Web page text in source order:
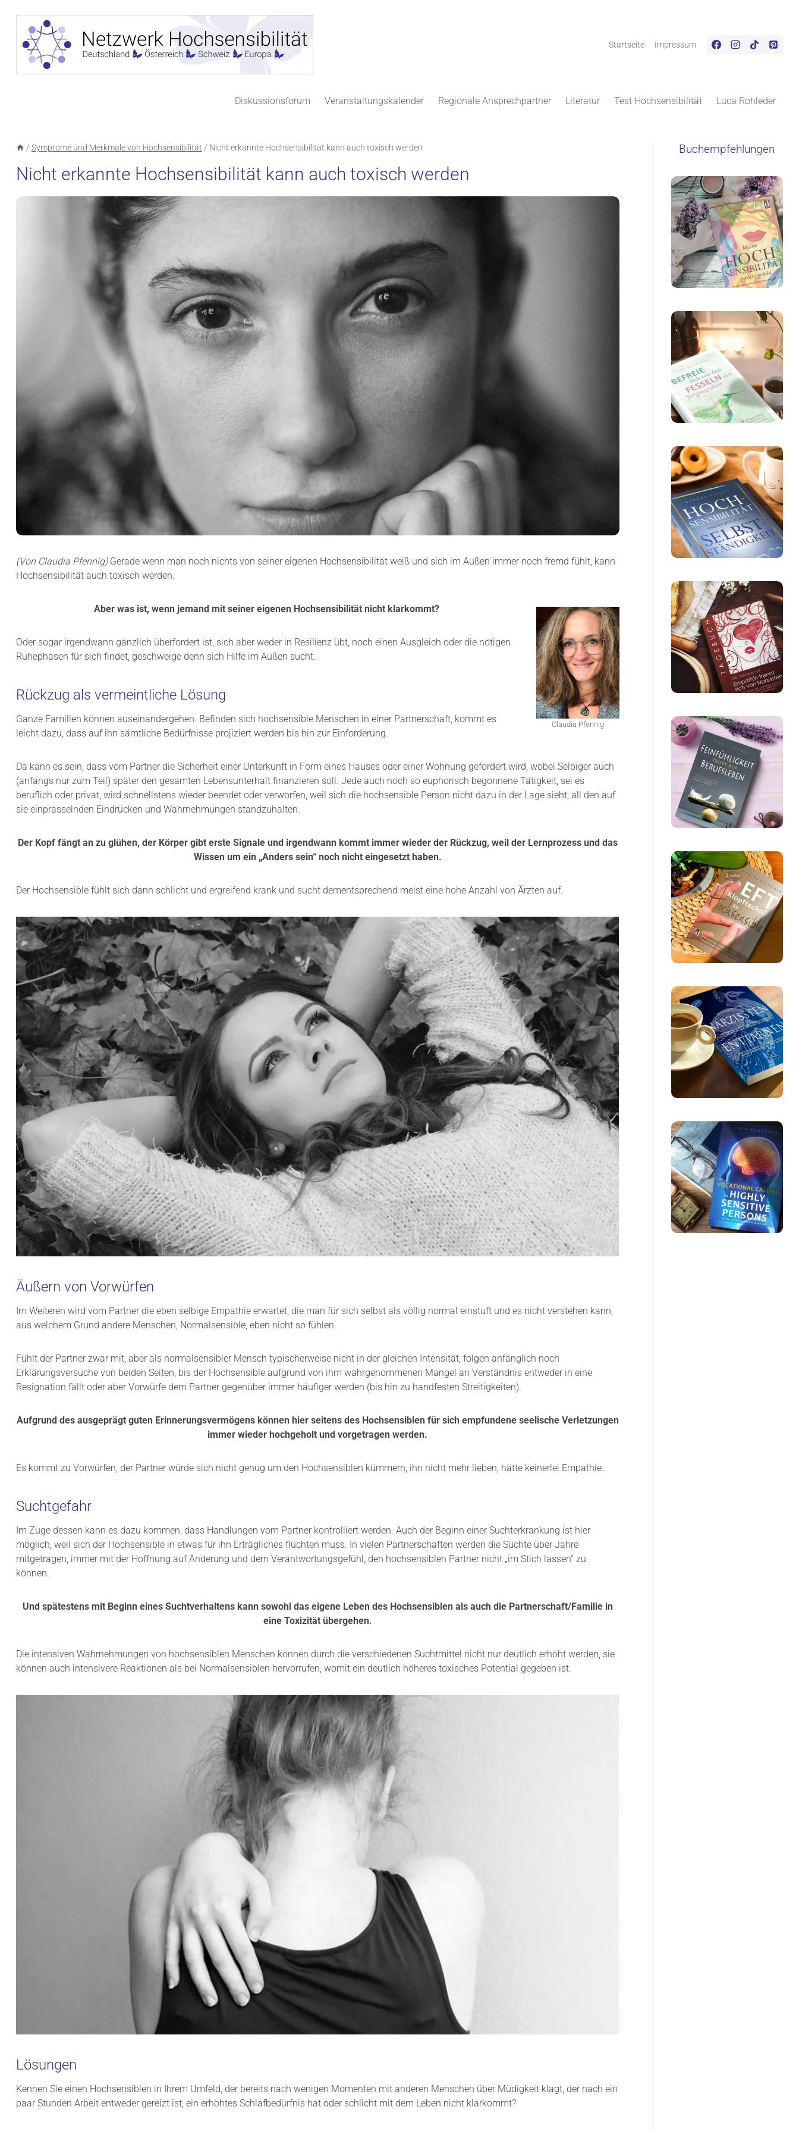
springen
Startseite Impressum
Diskussionsforum Veranstaltungskalender Regionale Ansprechpartner Literatur Test Hochsensibilität Luca Rohleder
/ Symptome und Merkmale von Hochsensibilität / Nicht erkannte Hochsensibilität kann auch toxisch werden
Nicht erkannte Hochsensibilität kann auch toxisch werden
(Von Claudia Pfennig)Gerade wenn man noch nichts von seiner eigenen Hochsensibilität weiß und sich im Außen immer noch fremd fühlt, kann
Hochsensibilität auch toxisch werden.
Claudia Pfennig
Aber was ist, wenn jemand mit seiner eigenen Hochsensibilität nicht klarkommt?
Oder sogar irgendwann gänzlich überfordert ist, sich aber weder in Resilienz übt, noch einen Ausgleich oder die nötigen
Ruhephasen für sich findet, geschweige denn sich Hilfe im Außen sucht.
Rückzug als vermeintliche Lösung
Ganze Familien können auseinandergehen. Befinden sich hochsensible Menschen in einer Partnerschaft, kommt es
leicht dazu, dass auf ihn sämtliche Bedürfnisse projiziert werden bis hin zur Einforderung.
Da kann es sein, dass vom Partner die Sicherheit einer Unterkunft in Form eines Hauses oder einer Wohnung gefordert wird, wobei Selbiger auch
(anfangs nur zum Teil) später den gesamten Lebensunterhalt finanzieren soll. Jede auch noch so euphorisch begonnene Tätigkeit, sei es
beruflich oder privat, wird schnellstens wieder beendet oder verworfen, weil sich die hochsensible Person nicht dazu in der Lage sieht, all den auf
sie einprasselnden Eindrücken und Wahrnehmungen standzuhalten.
Der Kopf fängt an zu glühen, der Körper gibt erste Signale und irgendwann kommt immer wieder der Rückzug, weil der Lernprozess und das
Wissen um ein „Anders sein“ noch nicht eingesetzt haben.
Der Hochsensible fühlt sich dann schlicht und ergreifend krank und sucht dementsprechend meist eine hohe Anzahl von Ärzten auf.
Äußern von Vorwürfen
Im Weiteren wird vom Partner die eben selbige Empathie erwartet, die man für sich selbst als völlig normal einstuft und es nicht verstehen kann,
aus welchem Grund andere Menschen, Normalsensible, eben nicht so fühlen.
Fühlt der Partner zwar mit, aber als normalsensibler Mensch typischerweise nicht in der gleichen Intensität, folgen anfänglich noch
Erklärungsversuche von beiden Seiten, bis der Hochsensible aufgrund von ihm wahrgenommenen Mangel an Verständnis entweder in eine
Resignation fällt oder aber Vorwürfe dem Partner gegenüber immer häufiger werden (bis hin zu handfesten Streitigkeiten).
Aufgrund des ausgeprägt guten Erinnerungsvermögens können hier seitens des Hochsensiblen für sich empfundene seelische Verletzungen
immer wieder hochgeholt und vorgetragen werden.
Es kommt zu Vorwürfen, der Partner würde sich nicht genug um den Hochsensiblen kümmern, ihn nicht mehr lieben, hätte keinerlei Empathie.
Suchtgefahr
Im Zuge dessen kann es dazu kommen, dass Handlungen vom Partner kontrolliert werden. Auch der Beginn einer Suchterkrankung ist hier
möglich, weil sich der Hochsensible in etwas für ihn Erträgliches flüchten muss. In vielen Partnerschaften werden die Süchte über Jahre
mitgetragen, immer mit der Hoffnung auf Änderung und dem Verantwortungsgefühl, den hochsensiblen Partner nicht „im Stich lassen“ zu
können.
Und spätestens mit Beginn eines Suchtverhaltens kann sowohl das eigene Leben des Hochsensiblen als auch die Partnerschaft/Familie in
eine Toxizität übergehen.
Die intensiven Wahrnehmungen von hochsensiblen Menschen können durch die verschiedenen Suchtmittel nicht nur deutlich erhöht werden, sie
können auch intensivere Reaktionen als bei Normalsensiblen hervorrufen, womit ein deutlich höheres toxisches Potential gegeben ist.
Lösungen
Kennen Sie einen Hochsensiblen in Ihrem Umfeld, der bereits nach wenigen Momenten mit anderen Menschen über Müdigkeit klagt, der nach ein
paar Stunden Arbeit entweder gereizt ist, ein erhöhtes Schlafbedürfnis hat oder schlicht mit dem Leben nicht klarkommt?
Buchempfehlungen